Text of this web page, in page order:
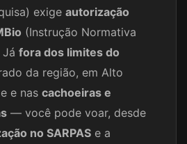
exige autorização
(Instrução Normativa
fora dos limites do
da região, em Alto
e nas cachoeiras e
— você pode voar, desde
no SARPAS e a